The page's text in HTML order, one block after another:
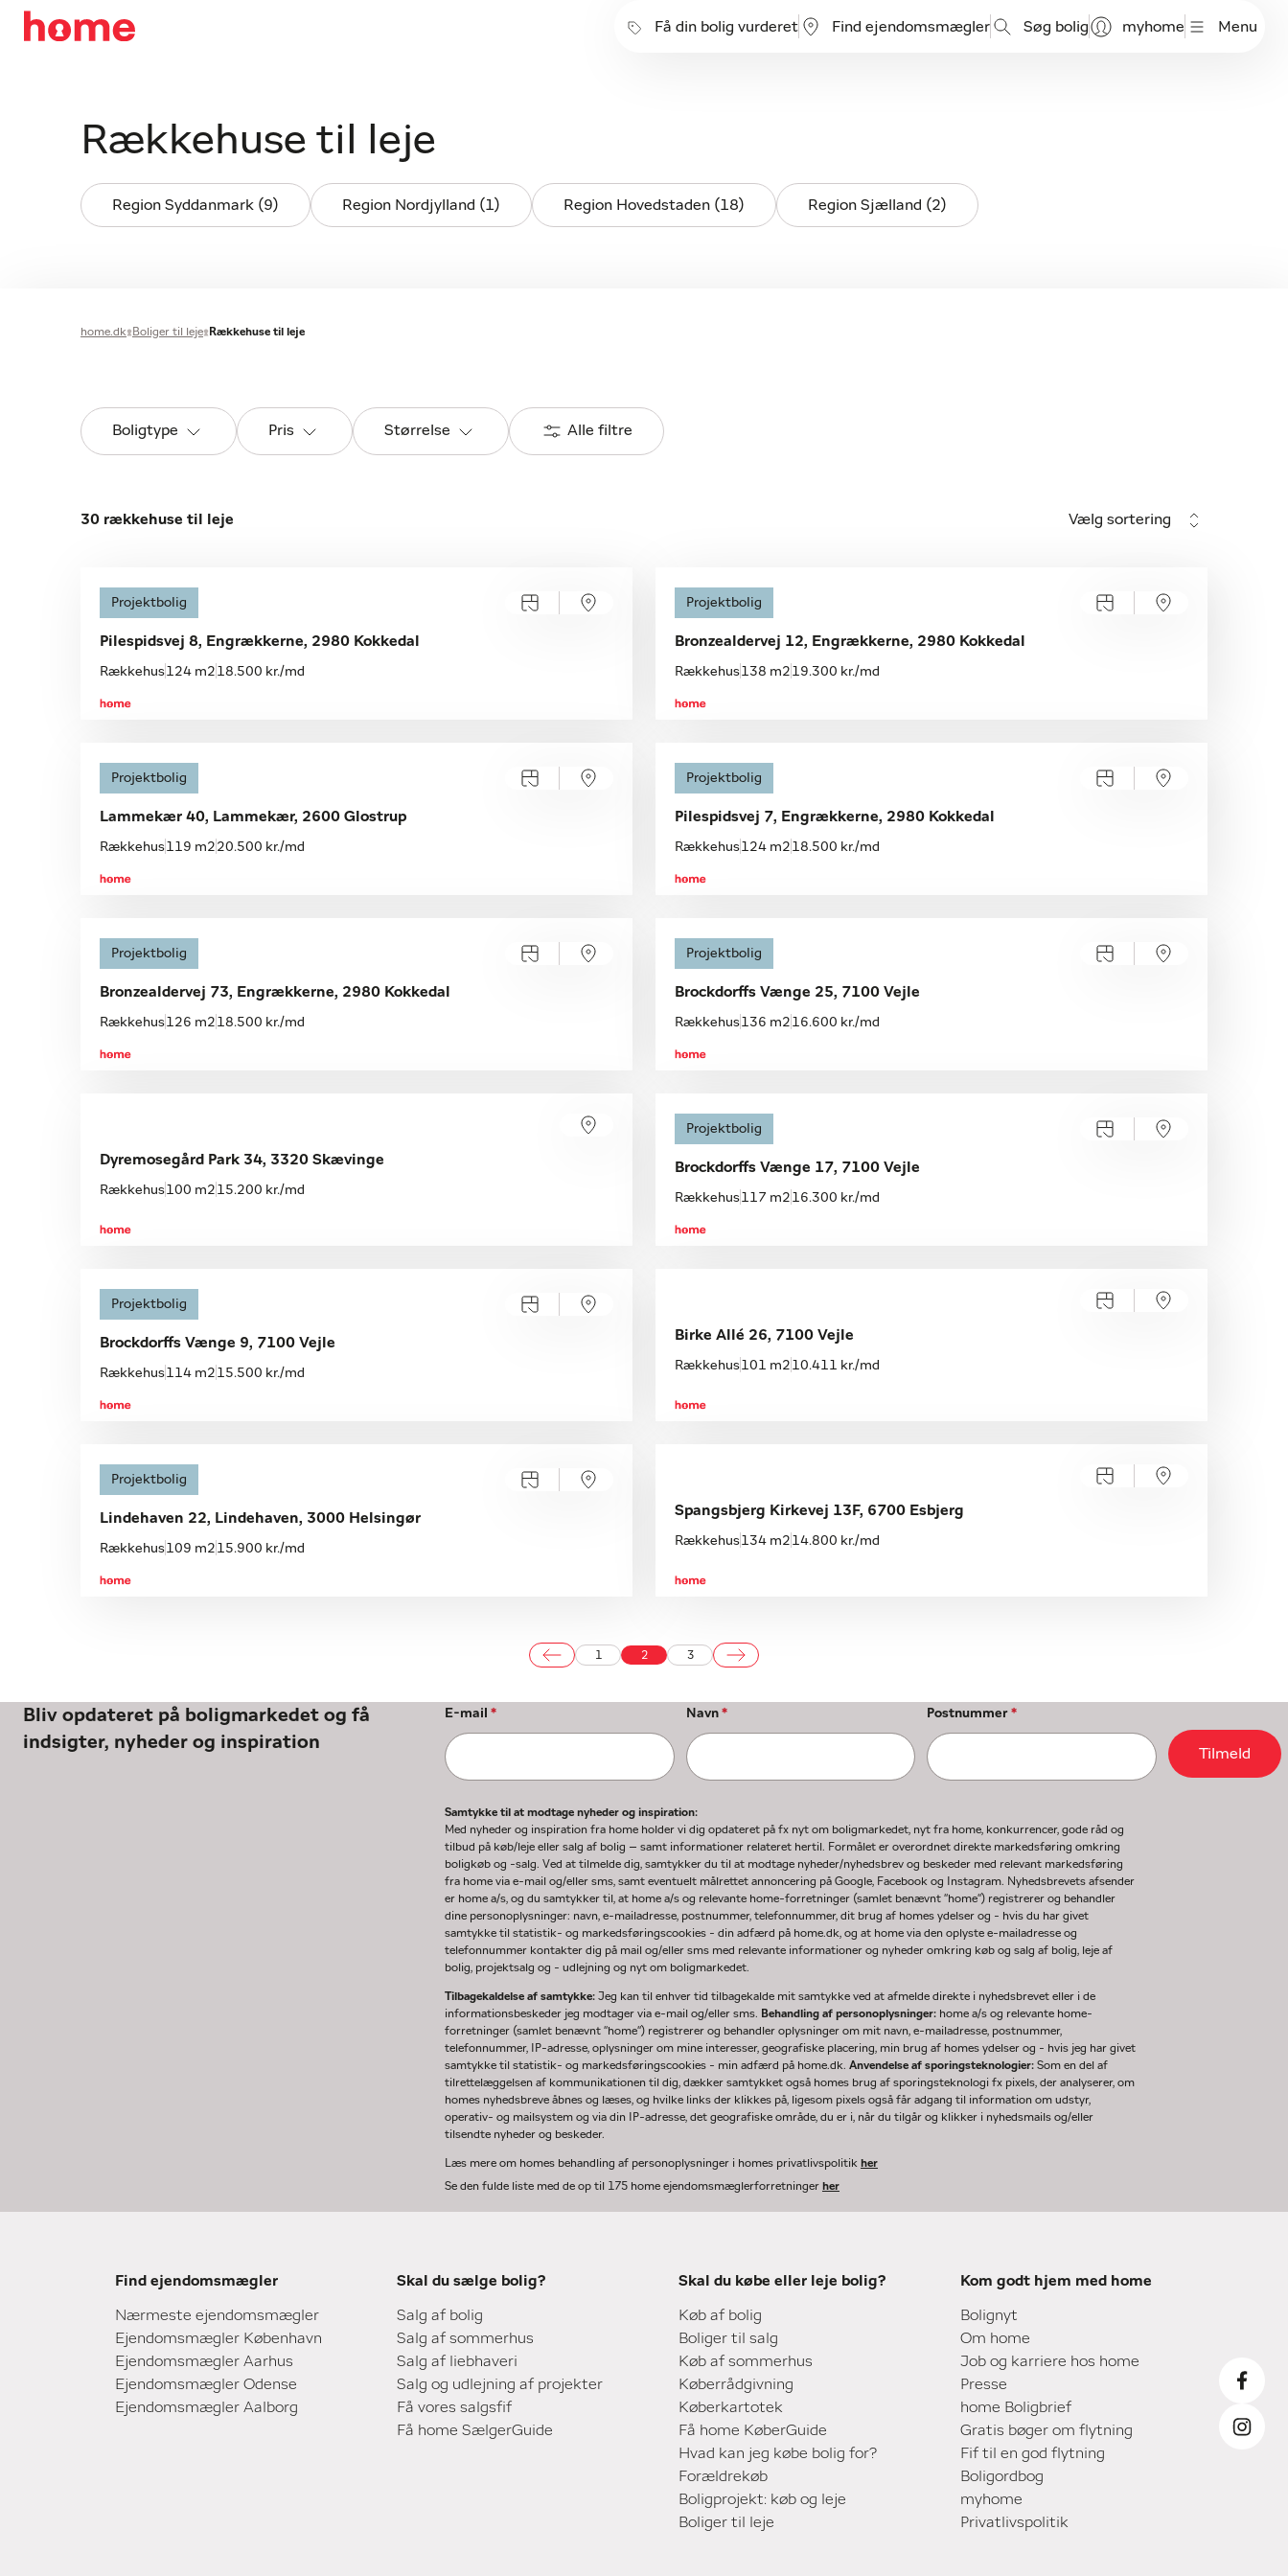
Få din bolig vurderet Find ejendomsmægler Søg bolig myhome Menu
Rækkehuse til leje
Region Syddanmark (9) Region Nordjylland (1) Region Hovedstaden (18) Region Sjælland (2)
home.dk Boliger til leje Rækkehuse til leje
Boligtype Pris Størrelse Alle filtre
30 rækkehuse til leje Vælg sortering
Søndag 09.08, kl. 11.00-11.30
Projektbolig
Pilespidsvej 8, Engrækkerne, 2980 Kokkedal
Rækkehus124 m2 18.500 kr./md
Søndag 09.08, kl. 11.00-11.30
Projektbolig
Bronzealdervej 12, Engrækkerne, 2980 Kokkedal
Rækkehus138 m2 19.300 kr./md
Projektbolig
Lammekær 40, Lammekær, 2600 Glostrup
Rækkehus119 m2 20.500 kr./md
Søndag 09.08, kl. 11.00-11.30
Projektbolig
Pilespidsvej 7, Engrækkerne, 2980 Kokkedal
Rækkehus124 m2 18.500 kr./md
Søndag 09.08, kl. 11.00-11.30
Projektbolig
Bronzealdervej 73, Engrækkerne, 2980 Kokkedal
Rækkehus126 m2 18.500 kr./md
Mandag 10.08, kl. 16.00-16.45
Projektbolig
Brockdorffs Vænge 25, 7100 Vejle
Rækkehus136 m2 16.600 kr./md
Dyremosegård Park 34, 3320 Skævinge
Rækkehus100 m2 15.200 kr./md
Mandag 10.08, kl. 16.00-16.45
Projektbolig
Brockdorffs Vænge 17, 7100 Vejle
Rækkehus117 m2 16.300 kr./md
Mandag 10.08, kl. 16.00-16.45
Projektbolig
Brockdorffs Vænge 9, 7100 Vejle
Rækkehus114 m2 15.500 kr./md
Birke Allé 26, 7100 Vejle
Rækkehus101 m2 10.411 kr./md
Projektbolig
Lindehaven 22, Lindehaven, 3000 Helsingør
Rækkehus109 m2 15.900 kr./md
Spangsbjerg Kirkevej 13F, 6700 Esbjerg
Rækkehus134 m2 14.800 kr./md
1 2 3
Bliv opdateret på boligmarkedet og få
indsigter, nyheder og inspiration
E-mail * Navn * Postnummer*
Tilmeld
Samtykke til at modtage nyheder og inspiration:
Med nyheder og inspiration fra home holder vi dig opdateret på fx nyt om boligmarkedet, nyt fra home, konkurrencer, gode råd og
tilbud på køb/leje eller salg af bolig – samt informationer relateret hertil. Formålet er overordnet direkte markedsføring omkring
boligkøb og -salg. Ved at tilmelde dig, samtykker du til at modtage nyheder/nyhedsbrev og beskeder med relevant markedsføring
fra home via e-mail og/eller sms, samt eventuelt målrettet annoncering på Google, Facebook og Instagram. Nyhedsbrevets afsender
er home a/s, og du samtykker til, at home a/s og relevante home-forretninger (samlet benævnt "home") registrerer og behandler
dine personoplysninger: navn, e-mailadresse, postnummer, telefonnummer, dit brug af homes ydelser og - hvis du har givet
samtykke til statistik- og markedsføringscookies - din adfærd på home.dk, og at home via den oplyste e-mailadresse og
telefonnummer kontakter dig på mail og/eller sms med relevante informationer og nyheder omkring køb og salg af bolig, leje af
bolig, projektsalg og - udlejning og nyt om boligmarkedet.
Tilbagekaldelse af samtykke:Jeg kan til enhver tid tilbagekalde mit samtykke ved at afmelde direkte i nyhedsbrevet eller i de
informationsbeskeder jeg modtager via e-mail og/eller sms. Behandling af personoplysninger: home a/s og relevante home-
forretninger (samlet benævnt "home") registrerer og behandler oplysninger om mit navn, e-mailadresse, postnummer,
telefonnummer, IP-adresse, oplysninger om mine interesser, geografiske placering, min brug af homes ydelser og - hvis jeg har givet
samtykke til statistik- og markedsføringscookies - min adfærd på home.dk. Anvendelse af sporingsteknologier:Som en del af
tilrettelæggelsen af kommunikationen til dig, dækker samtykket også homes brug af sporingsteknologi fx pixels, der analyserer, om
homes nyhedsbreve åbnes og læses, og hvilke links der klikkes på, ligesom pixels også får adgang til information om udstyr,
operativ- og mailsystem og via din IP-adresse, det geografiske område, du er i, når du tilgår og klikker i nyhedsmails og/eller
tilsendte nyheder og beskeder.
Læs mere om homes behandling af personoplysninger i homes privatlivspolitik her
Se den fulde liste med de op til 175 home ejendomsmæglerforretninger her
Find ejendomsmægler
Nærmeste ejendomsmægler
Ejendomsmægler København
Ejendomsmægler Aarhus
Ejendomsmægler Odense
Ejendomsmægler Aalborg
Skal du sælge bolig?
Salg af bolig
Salg af sommerhus
Salg af liebhaveri
Salg og udlejning af projekter
Få vores salgsfif
Få home SælgerGuide
Skal du købe eller leje bolig?
Køb af bolig
Boliger til salg
Køb af sommerhus
Køberrådgivning
Køberkartotek
Få home KøberGuide
Hvad kan jeg købe bolig for?
Forældrekøb
Boligprojekt: køb og leje
Boliger til leje
Kom godt hjem med home
Bolignyt
Om home
Job og karriere hos home
Presse
home Boligbrief
Gratis bøger om flytning
Fif til en god flytning
Boligordbog
myhome
Privatlivspolitik